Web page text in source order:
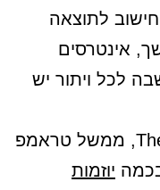
לתוצאה
אינטרסים
לכל ויתור יש
על פי נתוני The New York Times, ממשל טראמפ
יוזמות